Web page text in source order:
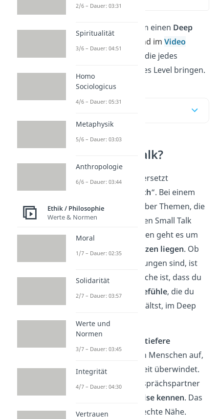
Du brauchst , um einen Deep
und im Video
findest du 100 Fragen, die jedes
Gespräch auf ein tieferes Level bringen.
Was ist Deep Talk?
Deep Talk
bedeutet übersetzt
„tiefgründiges Gespräch“. Bei einem
Deep Talk sprichst du über Themen, die
weit über oberflächlichen Small Talk
hinausgehen. Stattdessen geht es um
Themen, die diram Herzen liegen. Ob
das Sorgen oder Hoffnungen sind, ist
völlig egal. Die Hauptsache ist, dass du
deineGedanken und Gefühle, die du
sonst im Alltag zurückhältst, im Deep
Talk ehrlich teilst.
tiefere
Verbindung
zu anderen Menschen auf,
die jede Oberflächlichkeit überwindet.
So lernst du deinen Gesprächspartner
auf eine völlig
neue Weise kennen. Das
schafft Vertrauen und echte Nähe.
2/6 – Dauer: 03:31
Spiritualität
3/6 – Dauer: 04:51
Homo
Sociologicus
4/6 – Dauer: 05:31
Metaphysik
5/6 – Dauer: 03:03
Anthropologie
6/6 – Dauer: 03:44
Ethik / Philosophie
Werte & Normen
Moral
1/7 – Dauer: 02:35
Solidarität
2/7 – Dauer: 03:57
Werte und
Normen
3/7 – Dauer: 03:45
Integrität
4/7 – Dauer: 04:30
Vertrauen